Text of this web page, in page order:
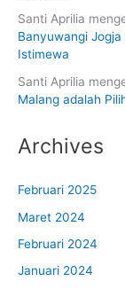
Santi Aprilia
Banyuwangi
Istimewa
Santi Aprilia
Malang adalah
Archives
Februari 2025
Maret 2024
Februari 2024
Januari 2024